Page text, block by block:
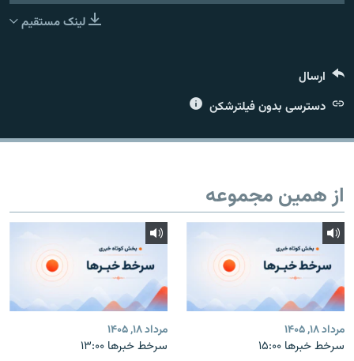
لینک مستقیم
ارسال
دسترسی بدون فیلترشکن
از همین مجموعه
مرداد ۱۸, ۱۴۰۵
سرخط خبرها ۱۵:۰۰
مرداد ۱۸, ۱۴۰۵
سرخط خبرها ۱۳:۰۰